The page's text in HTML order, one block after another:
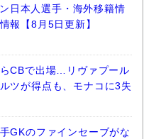
日本人選手・海外移籍情
報【8月5日更新】
CBで出場…リヴァプール
ツが得点も、モナコに3失
GKのファインセーブがな